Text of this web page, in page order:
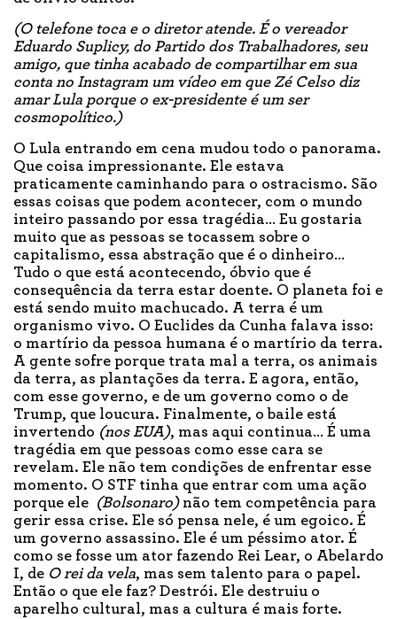
(O telefone toca e o diretor atende. É o vereador
Eduardo Suplicy, do Partido dos Trabalhadores, seu
amigo, que tinha acabado de compartilhar em sua
conta no Instagram um vídeo em que Zé Celso diz
amar Lula porque o ex-presidente é um ser
cosmopolítico.)
O Lula entrando em cena mudou todo o panorama.
Que coisa impressionante. Ele estava
praticamente caminhando para o ostracismo. São
essas coisas que podem acontecer, com o mundo
inteiro passando por essa tragédia… Eu gostaria
muito que as pessoas se tocassem sobre o
capitalismo, essa abstração que é o dinheiro…
Tudo o que está acontecendo, óbvio que é
consequência da terra estar doente. O planeta foi e
está sendo muito machucado. A terra é um
organismo vivo. O Euclides da Cunha falava isso:
o martírio da pessoa humana é o martírio da terra.
A gente sofre porque trata mal a terra, os animais
da terra, as plantações da terra. E agora, então,
com esse governo, e de um governo como o de
Trump, que loucura. Finalmente, o baile está
invertendo (nos EUA), mas aqui continua… É uma
tragédia em que pessoas como esse cara se
revelam. Ele não tem condições de enfrentar esse
momento. O STF tinha que entrar com uma ação
porque ele (Bolsonaro)não tem competência para
gerir essa crise. Ele só pensa nele, é um egoico. É
um governo assassino. Ele é um péssimo ator. É
como se fosse um ator fazendo Rei Lear, o Abelardo
I, de O rei da vela, mas sem talento para o papel.
Então o que ele faz? Destrói. Ele destruiu o
aparelho cultural, mas a cultura é mais forte.